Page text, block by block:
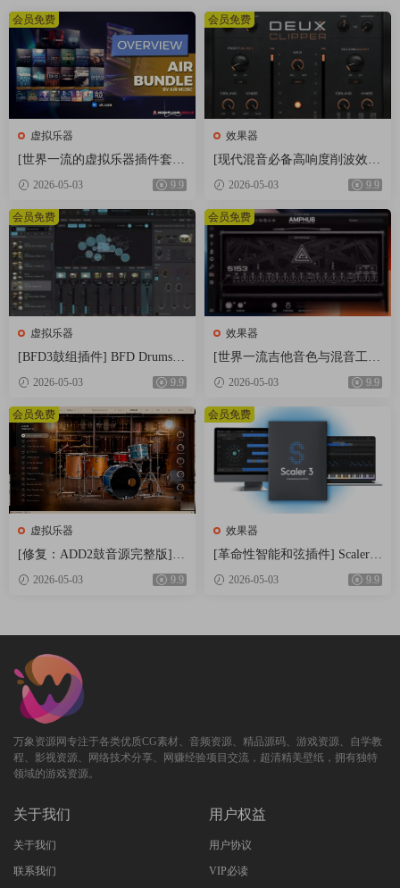
虚拟乐器
[世界一流的虚拟乐器插件套
装] AIR Music Technology Instr
uments Bundle 2025-R2R [WiN]
（5.92GB）
2026-05-03 9.9
会员免费
效果器
[现代混音必备高响度削波效果
插件] Audioloom Maciel Audio
Deux Clipper v1.0.0 [WiN, Mac
OSX]（34.5MB+145MB)
2026-05-03 9.9
会员免费
虚拟乐器
[BFD3鼓组插件] BFD Drums B
FD3 v3.5.0.49-R2R [WiN]（60.
2026-05-03 9.9
会员免费
效果器
[世界一流吉他音色与混音工具
全套合集] STL Tones Bundle v
2026.04 [WiN, MacOSX]（1.48
GB+3.34GB）
2026-05-03 9.9
会员免费
虚拟乐器
[修复：ADD2鼓音源完整版] X
LN Audio Addictive Drums 2 C
omplete v2.9.0.4 FIXED ONLY-
2026-05-03 9.9
会员免费
效果器
[革命性智能和弦插件] Scaler
Music Scaler 3 v3.2.2 Regged-H
CiSO [MacOSX]（1.45GB）
2026-05-03 9.9
会员免费
万象资源网专注于各类优质CG素材、音频资源、精品源码、游戏资源、自学教
程、影视资源、网络技术分享、网赚经验项目交流，超清精美壁纸，拥有独特
领域的游戏资源。
关于我们
关于我们
联系我们
用户权益
用户协议
VIP必读